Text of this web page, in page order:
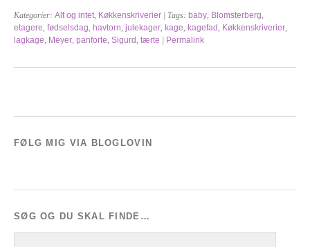
Kategorier: Alt og intet Køkkenskriverier | Tags: baby Blomsterberg
etagere fødselsdag havtorn julekager kage kagefad Køkkenskriverier
lagkage Meyer panforte Sigurd tærte | Permalink
FØLG MIG VIA BLOGLOVIN
SØG OG DU SKAL FINDE…